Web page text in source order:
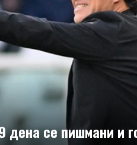
дена се пишмани и